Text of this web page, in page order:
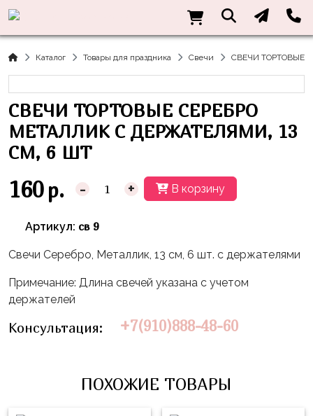
Каталог Товары для праздника Свечи СВЕЧИ ТОРТОВЫЕ
СВЕЧИ ТОРТОВЫЕ СЕРЕБРО
МЕТАЛЛИК С ДЕРЖАТЕЛЯМИ, 13
СМ, 6 ШТ
160 р. - + В корзину
Артикул: св 9
Свечи Серебро, Металлик, 13 см, 6 шт. с держателями
Примечание: Длина свечей указана с учетом
держателей
Консультация: +7(910)888-48-60
ПОХОЖИЕ ТОВАРЫ
консультация?
Акции
Хиты
Каталог
Латексные
шары
без
рисунка
Латексные
шары
рисунком
Фольгированные
звёзды
45
Праздники
8
марта
23
февраля,
Я
Рождения
LOVE
День
Тематики
Оранжевая
Корова
Маша
и
Синий
Леди
Баг
Три
Информация
О нас
Доставка
и оплата
Контакты
Скидки
Контакты
48-
zakazsharoff@yandex.ru